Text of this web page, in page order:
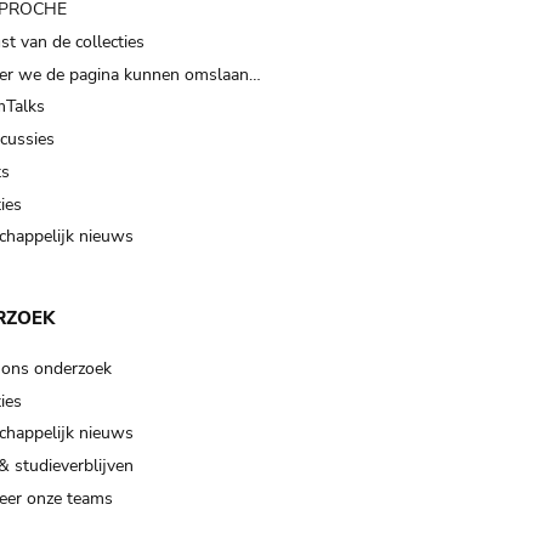
van de collecties
we de pagina kunnen omslaan…
nieuws
onderzoek
nieuws
studieverblijven
onze teams